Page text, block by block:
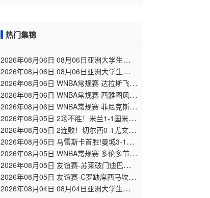
热门集锦
2026年08月06日 08月06日亚洲大学生篮球
联赛8强赛 北京大学 77 - 79 上海交通大学
2026年08月06日 08月06日亚洲大学生篮球
联赛8强赛 延世大学 67 - 72 政治大学 集锦
2026年08月06日 WNBA常规赛 达拉斯飞翼
92 - 96 华盛顿神秘人 全场集锦
2026年08月06日 WNBA常规赛 西雅图风暴
86 - 92 纽约自由人 全场集锦
2026年08月06日 WNBA常规赛 菲尼克斯水
星 82 - 96 亚特兰大梦想 全场集锦
2026年08月05日 2场不胜！米兰1-1国米 迪
马尔科破门 恩昆库造点+点射拉莫斯登场
2026年08月05日 2连败！切尔西0-1尤文 热
格罗瓦世界波制胜穆德里克时隔614天复出
2026年08月05日 马雷斯卡首胜!曼城3-1K
联赛全明星 赖因德斯努里破门塞梅尼奥助
2026年08月05日 WNBA常规赛 多伦多节奏
81 - 92 金州女武神 全场集锦
2026年08月05日 友谊赛-苏莱破门迪巴拉助
攻 罗马4-1纽波特郡
2026年08月05日 友谊赛-C罗缺席西马坎送
点 胜利0-2不敌阿尔梅里亚
2026年08月04日 08月04日亚洲大学生篮球